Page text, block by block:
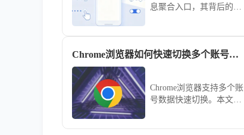
息聚合入口，其背后的内
识别与兴趣贴标算法，了
的。
Chrome浏览器如何快速切换多个账号数据
Chrome浏览器支持多个账
号数据快速切换。本文分